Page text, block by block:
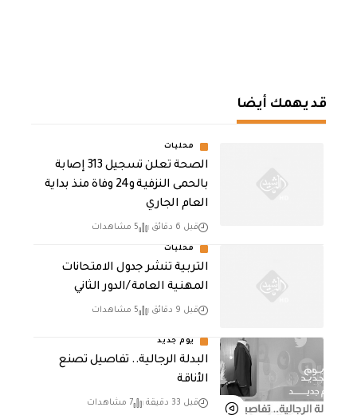
قد يهمك أيضا
محليات
الصحة تعلن تسجيل 313 إصابة
بالحمى النزفية و24 وفاة منذ بداية
العام الجاري
قبل 6 دقائق 5 مشاهدات
محليات
التربية تنشر جدول الامتحانات
المهنية العامة /الدور الثاني
قبل 9 دقائق 5 مشاهدات
يوم جديد
البدلة الرجالية.. تفاصيل تصنع
الأناقة
قبل 33 دقيقة 7 مشاهدات